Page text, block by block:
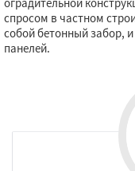
спросом в частном
собой бетонный забор,
панелей.